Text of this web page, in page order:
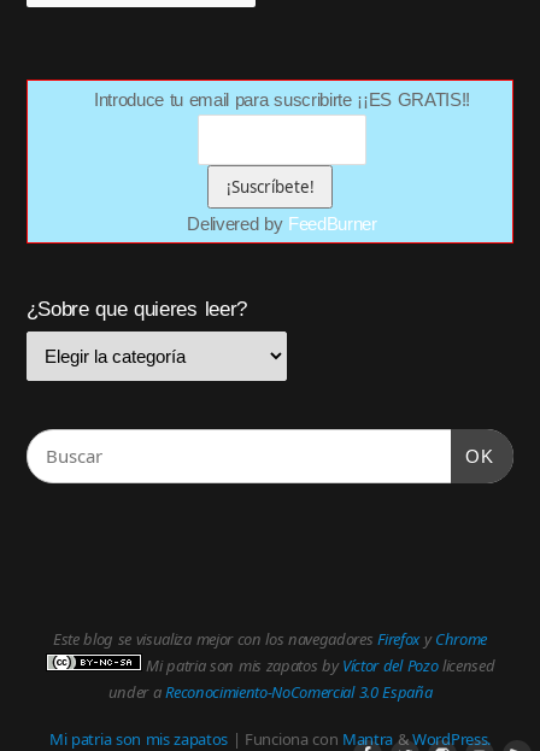
Introduce tu email para suscribirte ¡¡ES GRATIS!!
Delivered by FeedBurner
¿Sobre que quieres leer?
OK
Este blog se visualiza mejor con los navegadoresFirefoxyChrome
Mi patria son mis zapatos byVíctor del Pozolicensed
under aReconocimiento-NoComercial 3.0 España
Mi patria son mis zapatos | Funciona con Mantra&WordPress.